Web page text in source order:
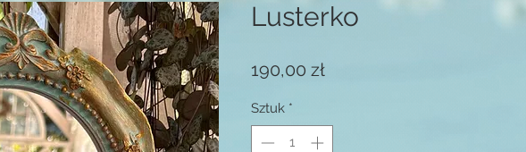
Lusterko
190,00 złCena
Sztuk *